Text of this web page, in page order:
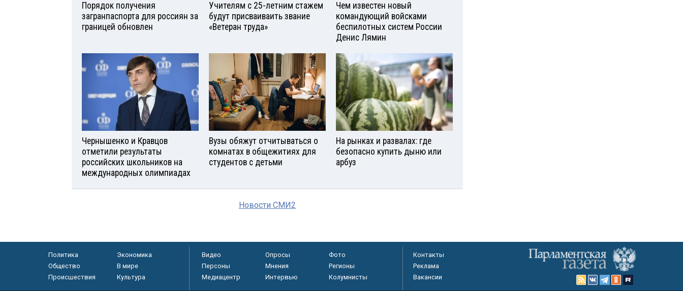
Порядок получения
загранпаспорта для россиян за
границей обновлен
Учителям с 25-летним стажем
будут присваиваить звание
«Ветеран труда»
Чем известен новый
командующий войсками
беспилотных систем России
Денис Лямин
Чернышенко и Кравцов
отметили результаты
российских школьников на
международных олимпиадах
Вузы обяжут отчитываться о
комнатах в общежитиях для
студентов с детьми
На рынках и развалах: где
безопасно купить дыню или
арбуз
Новости СМИ2
Политика
Экономика
Общество
В мире
Происшествия
Культура
Видео Опросы
Фото
Персоны
Мнения
Регионы
Медиацентр
Интервью Колумнисты
Контакты
Реклама
Вакансии